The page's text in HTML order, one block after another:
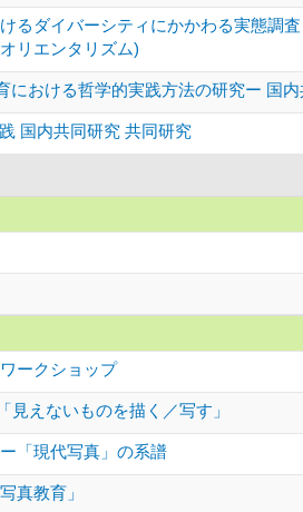
るダイバーシティにかかわる実態調
リエンタリズム)
における哲学的実践方法の研究ー 国
国内共同研究 共同研究
ークショップ
見えないものを描く／写す」
「現代写真」の系譜
真教育」